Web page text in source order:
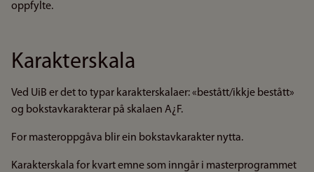
oppfylte.
Karakterskala
Ved UiB er det to typar karakterskalaer: «bestått/ikkje bestått»
og bokstavkarakterar på skalaen A¿F.
For masteroppgåva blir ein bokstavkarakter nytta.
Karakterskala for kvart emne som inngår i masterprogrammet